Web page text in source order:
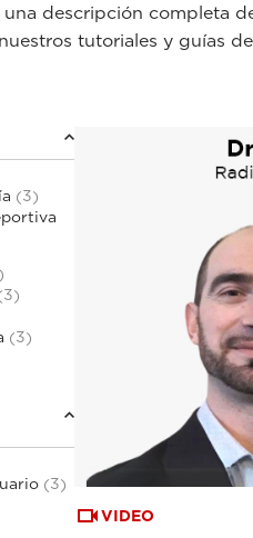
descripción completa
tutoriales y guías
(3)
(3)
(3)
VIDEO